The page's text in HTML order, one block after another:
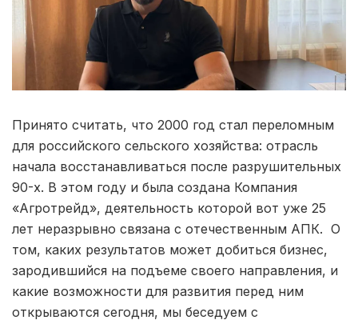
Принято считать, что 2000 год стал переломным
для российского сельского хозяйства: отрасль
начала восстанавливаться после разрушительных
90-х. В этом году и была создана Компания
«Агротрейд», деятельность которой вот уже 25
лет неразрывно связана с отечественным АПК. О
том, каких результатов может добиться бизнес,
зародившийся на подъеме своего направления, и
какие возможности для развития перед ним
открываются сегодня, мы беседуем с